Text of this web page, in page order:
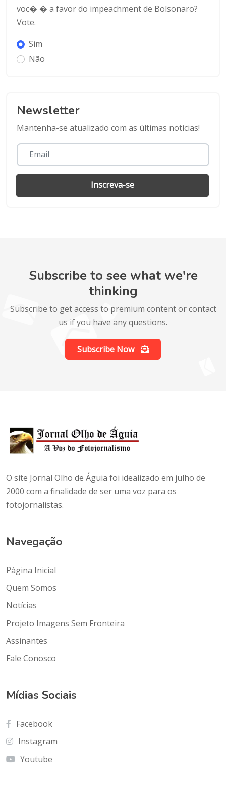
voc� � a favor do impeachment de Bolsonaro?
Vote.
Sim
Não
Newsletter
Mantenha-se atualizado com as últimas notícias!
Inscreva-se
Subscribe to see what we're
thinking
Subscribe to get access to premium content or contact
us if you have any questions.
Subscribe Now
O site Jornal Olho de Águia foi idealizado em julho de
2000 com a finalidade de ser uma voz para os
fotojornalistas.
Navegação
Página Inicial
Quem Somos
Notícias
Projeto Imagens Sem Fronteira
Assinantes
Fale Conosco
Mídias Sociais
Facebook
Instagram
Youtube